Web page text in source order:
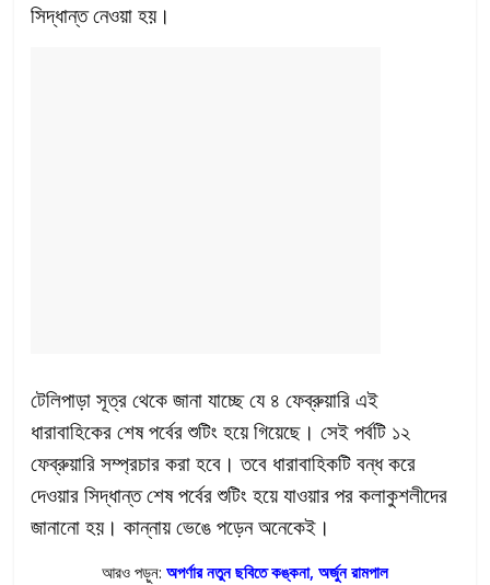
সিদ্ধান্ত নেওয়া হয়।
টেলিপাড়া সূত্র থেকে জানা যাচ্ছে যে ৪ ফেব্রুয়ারি এই
ধারাবাহিকের শেষ পর্বের শুটিং হয়ে গিয়েছে। সেই পর্বটি ১২
ফেব্রুয়ারি সম্প্রচার করা হবে। তবে ধারাবাহিকটি বন্ধ করে
দেওয়ার সিদ্ধান্ত শেষ পর্বের শুটিং হয়ে যাওয়ার পর কলাকুশলীদের
জানানো হয়। কান্নায় ভেঙে পড়েন অনেকেই।
আরও পড়ুন: অপর্ণার নতুন ছবিতে কঙ্কনা, অর্জুন রামপাল